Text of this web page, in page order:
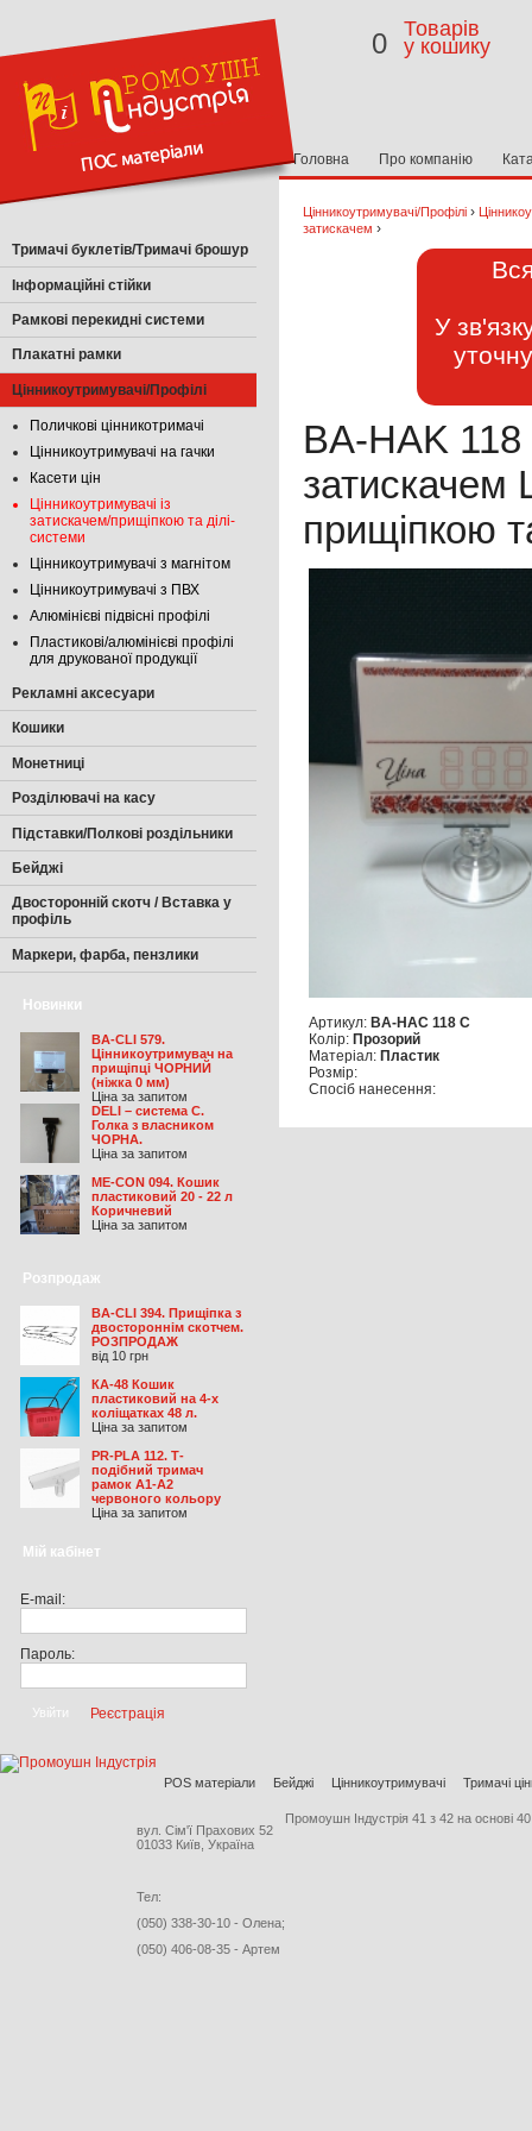
Тримачі буклетів/Тримачі брошур
Інформаційні стійки
Рамкові перекидні системи
Плакатні рамки
Цінникоутримувачі/Профілі
Поличкові цінникотримачі
Цінникоутримувачі на гачки
Касети цін
Цінникоутримувачі із
затискачем/прищіпкою та ділі-
системи
Цінникоутримувачі з магнітом
Цінникоутримувачі з ПВХ
Алюмінієві підвісні профілі
Пластикові/алюмінієві профілі
для друкованої продукції
Рекламні аксесуари
Кошики
Монетниці
Розділювачі на касу
Підставки/Полкові роздільники
Бейджі
Двосторонній скотч / Вставка у
профіль
Маркери, фарба, пензлики
Новинки
BA-CLI 579.
Цінникоутримувач на
прищіпці ЧОРНИЙ
(ніжка 0 мм)
Ціна за запитом
DELI – система С.
Голка з власником
ЧОРНА.
Ціна за запитом
ME-CON 094. Кошик
пластиковий 20 - 22 л
Коричневий
Ціна за запитом
Розпродаж
BA-CLI 394. Прищіпка з
двостороннім скотчем.
РОЗПРОДАЖ
від 10 грн
КА-48 Кошик
пластиковий на 4-х
коліщатках 48 л.
Ціна за запитом
PR-PLA 112. Т-
подібний тримач
рамок А1-А2
червоного кольору
Ціна за запитом
Мій кабінет
E-mail:
Пароль:
Реєстрація
0Товарів
у кошику
Головна Про компанію
Цінникоутримувачі/Профілі ›
затискачем ›
У
BA-HAK 118
затискачем
прищіпкою
Артикул:BA-HAC 118 C
Колір:Прозорий
Матеріал:Пластик
Розмір:
Спосіб нанесення:
POS матеріали Бейджі Цінникоутримувачі Тримачі
вул. Сім'ї Прахових 52
01033 Київ, Україна
Тел:
(050) 338-30-10 - Олена;
(050) 406-08-35 - Артем
Промоушн Індустрія 41 з 42 на основі 40